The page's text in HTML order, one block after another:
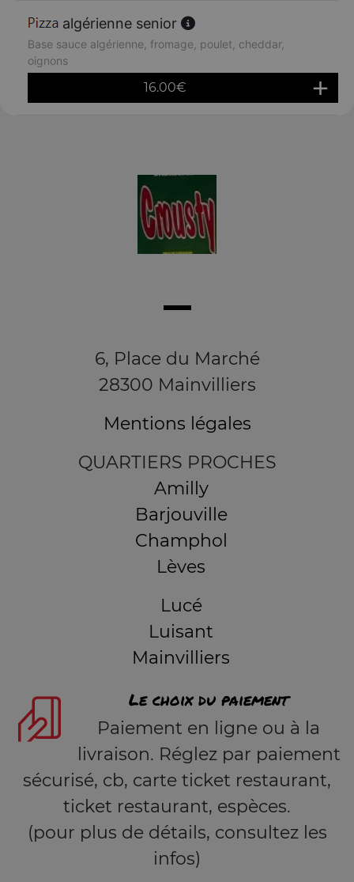
algérienne senior
Base sauce algérienne, fromage, poulet, cheddar,
oignons
16.00€
6, Place du Marché
28300 Mainvilliers
Mentions légales
QUARTIERS PROCHES
Amilly
Barjouville
Champhol
Lèves
Lucé
Luisant
Mainvilliers
Le choix du paiement
Paiement en ligne ou à la
livraison. Réglez par paiement
sécurisé, cb, carte ticket restaurant,
ticket restaurant, espèces.
(pour plus de détails, consultez les
infos)